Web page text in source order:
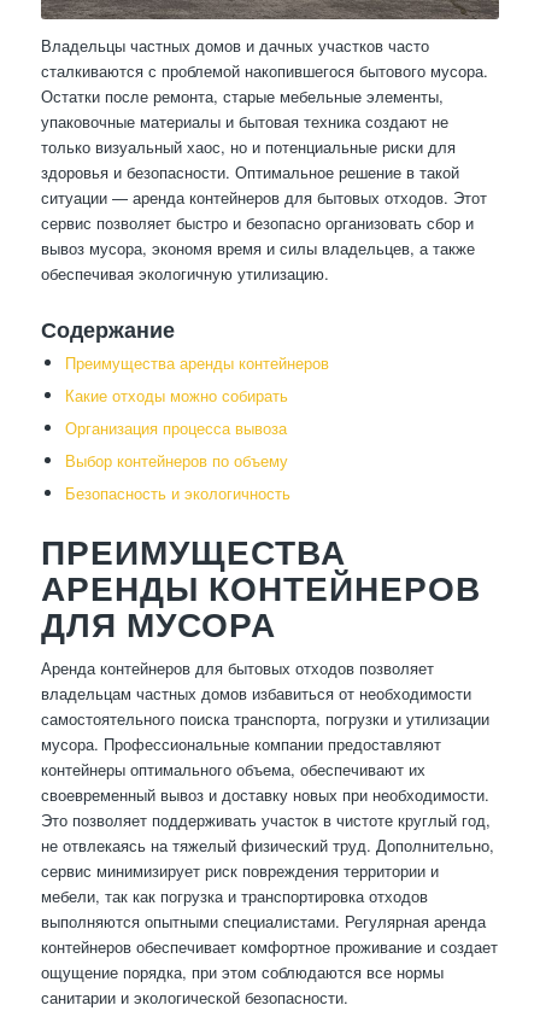
Владельцы частных домов и дачных участков часто
сталкиваются с проблемой накопившегося бытового мусора.
Остатки после ремонта, старые мебельные элементы,
упаковочные материалы и бытовая техника создают не
только визуальный хаос, но и потенциальные риски для
здоровья и безопасности. Оптимальное решение в такой
ситуации — аренда контейнеров для бытовых отходов. Этот
сервис позволяет быстро и безопасно организовать сбор и
вывоз мусора, экономя время и силы владельцев, а также
обеспечивая экологичную утилизацию.
Содержание
Преимущества аренды контейнеров
Какие отходы можно собирать
Организация процесса вывоза
Выбор контейнеров по объему
Безопасность и экологичность
ПРЕИМУЩЕСТВА
АРЕНДЫ КОНТЕЙНЕРОВ
ДЛЯ МУСОРА
Аренда контейнеров для бытовых отходов позволяет
владельцам частных домов избавиться от необходимости
самостоятельного поиска транспорта, погрузки и утилизации
мусора. Профессиональные компании предоставляют
контейнеры оптимального объема, обеспечивают их
своевременный вывоз и доставку новых при необходимости.
Это позволяет поддерживать участок в чистоте круглый год,
не отвлекаясь на тяжелый физический труд. Дополнительно,
сервис минимизирует риск повреждения территории и
мебели, так как погрузка и транспортировка отходов
выполняются опытными специалистами. Регулярная аренда
контейнеров обеспечивает комфортное проживание и создает
ощущение порядка, при этом соблюдаются все нормы
санитарии и экологической безопасности.